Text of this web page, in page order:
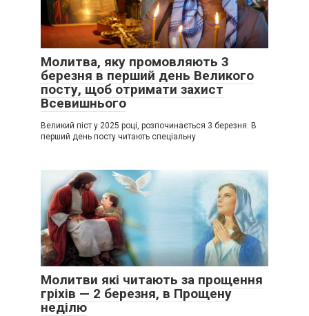
Молитва, яку промовляють 3
березня в перший день Великого
посту, щоб отримати захист
Всевишнього
Великий піст у 2025 році, розпочинається 3 березня. В
перший день посту читають спеціальну
Молитви які читають за прощення
гріхів — 2 березня, в Прощену
неділю